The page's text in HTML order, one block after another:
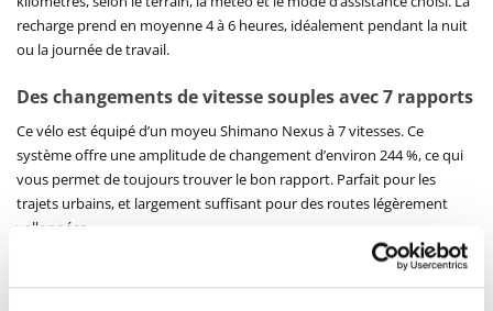
recharge prend en moyenne 4 à 6 heures, idéalement pendant la nuit
ou la journée de travail.
Des changements de vitesse souples avec 7 rapports
Ce vélo est équipé d’un moyeu Shimano Nexus à 7 vitesses. Ce
système offre une amplitude de changement d’environ 244 %, ce qui
vous permet de toujours trouver le bon rapport. Parfait pour les
trajets urbains, et largement suffisant pour des routes légèrement
vallonnées.
Un grand avantage de ce système est que vous pouvez également
changer de vitesse à l’arrêt. Très pratique lorsque vous attendez à un